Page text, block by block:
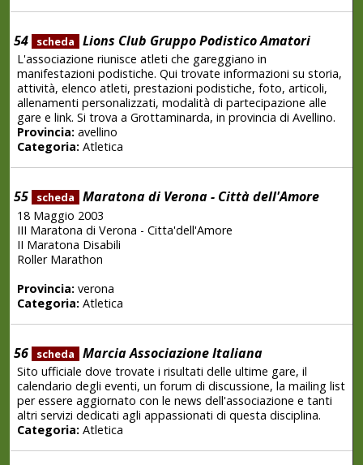
54 scheda Lions Club Gruppo Podistico Amatori
L'associazione riunisce atleti che gareggiano in
manifestazioni podistiche. Qui trovate informazioni su storia,
attività, elenco atleti, prestazioni podistiche, foto, articoli,
allenamenti personalizzati, modalità di partecipazione alle
gare e link. Si trova a Grottaminarda, in provincia di Avellino.
Provincia:avellino
Categoria:Atletica
55 scheda Maratona di Verona - Città dell'Amore
18 Maggio 2003
III Maratona di Verona - Citta'dell'Amore
II Maratona Disabili
Roller Marathon
Provincia:verona
Categoria:Atletica
56 scheda Marcia Associazione Italiana
Sito ufficiale dove trovate i risultati delle ultime gare, il
calendario degli eventi, un forum di discussione, la mailing list
per essere aggiornato con le news dell'associazione e tanti
altri servizi dedicati agli appassionati di questa disciplina.
Categoria:Atletica